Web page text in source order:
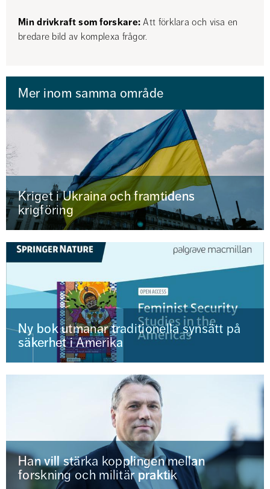
Min drivkraft som forskare: Att förklara och visa en
bredare bild av komplexa frågor.
Mer inom samma område
Kriget i Ukraina och framtidens
krigföring
Ny bok utmanar traditionella synsätt på
säkerhet i Amerika
Han vill stärka kopplingen mellan
forskning och militär praktik